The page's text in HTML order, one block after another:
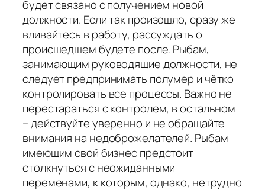
будет связано с получением новой
должности. Если так произошло, сразу же
вливайтесь в работу, рассуждать о
происшедшем будете после. Рыбам,
занимающим руководящие должности, не
следует предпринимать полумер и чётко
контролировать все процессы. Важно не
перестараться с контролем, в остальном
– действуйте уверенно и не обращайте
внимания на недоброжелателей. Рыбам
имеющим свой бизнес предстоит
столкнуться с неожиданными
переменами, к которым, однако, нетрудно